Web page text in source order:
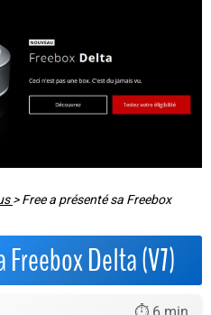
>Free a présenté sa Freebox
Delta (V7)